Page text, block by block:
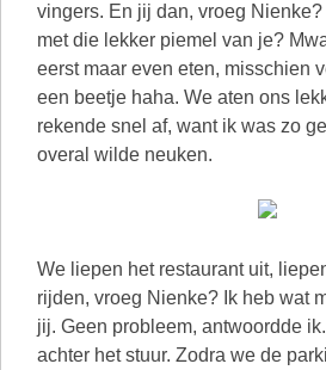
vingers. En jij dan, vroeg
met die lekker piemel van je?
eerst maar even eten, misschien
een beetje haha. We aten ons
rekende snel af, want ik was zo
overal wilde neuken.
We liepen het restaurant uit,
rijden, vroeg Nienke? Ik heb wat
jij. Geen probleem, antwoordde
achter het stuur. Zodra we de